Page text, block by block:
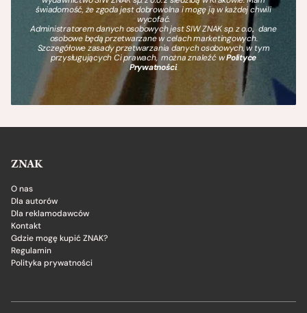
świadomość, że zgoda jest dobrowolna i mogę ją w każdej chwili
wycofać.
Administratorem danych osobowych jest SIW ZNAK sp. z o.o., dane
osobowe będą przetwarzane w celach marketingowych.
Szczegółowe zasady przetwarzania danych osobowych, w tym
przysługujących Ci prawach, można znaleźć wPolityce
Prywatności.
ZNAK
O nas
Dla autorów
Dla reklamodawców
Kontakt
Gdzie mogę kupić ZNAK?
Regulamin
Polityka prywatności